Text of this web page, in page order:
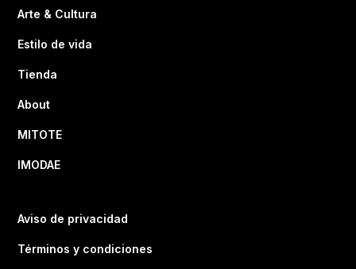
Arte & Cultura
Estilo de vida
Tienda
About
MITOTE
IMODAE
Aviso de privacidad
Términos y condiciones